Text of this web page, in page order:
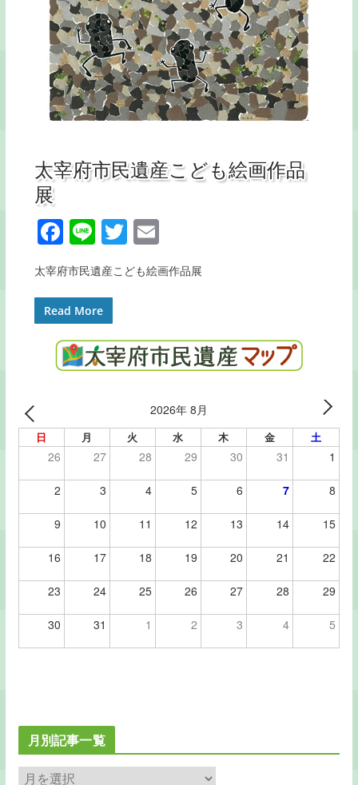
太宰府市民遺産こども絵画作品
展
F
a
c
e
b
o
Li
n
e
T
w
itt
E
m
ai
太宰府市民遺産こども絵画作品展
Read More
2026年 8月
日 月 火 水 木 金 土
26 27 28 29 30 31 1
2 3 4 5 6 7 8
9 10 11 12 13 14 15
16 17 18 19 20 21 22
23 24 25 26 27 28 29
30 31 1 2 3 4 5
月別記事一覧
月